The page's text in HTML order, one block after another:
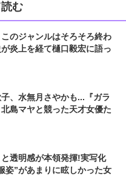
む
このジャンルはそろそろ終わ
炎上を経て樋口毅宏に語っ
、水無月さやかも...『ガラ
島マヤと競った天才女優た
透明感が本領発揮!実写化
姿”があまりに眩しかった女